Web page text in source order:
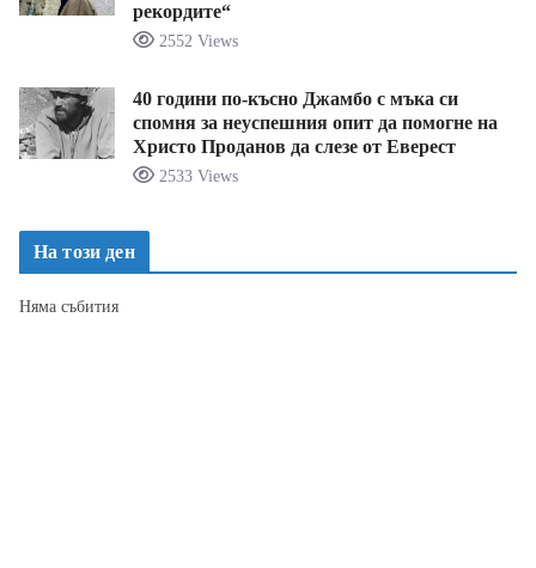
рекордите“
2552 Views
40 години по-късно Джамбо с мъка си
спомня за неуспешния опит да помогне на
Христо Проданов да слезе от Еверест
2533 Views
На този ден
Няма събития